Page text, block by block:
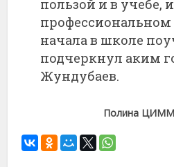
пользой и в учебе,
профессиональном
начала в школе
подчеркнул аким
Жундубаев.
Полина